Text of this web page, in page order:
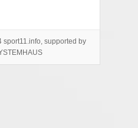
supported by